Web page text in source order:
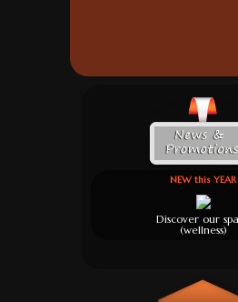
NEW this YEAR
Discover our
(wellness)